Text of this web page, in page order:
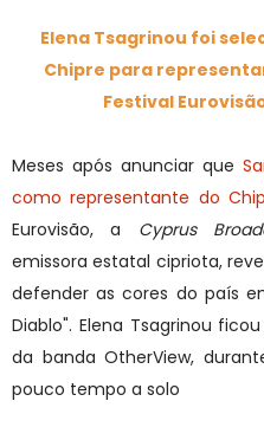
Elena Tsagrinou foi
Chipre para
Festival
Meses após anunciar que
como representante do
Eurovisão, a Cyprus
emissora estatal cipriota,
defender as cores do país
Diablo". Elena Tsagrinou
da banda OtherView,
pouco tempo a solo